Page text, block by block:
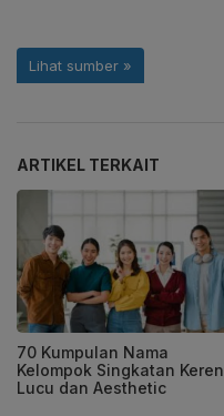
ARTIKEL TERKAIT
70 Kumpulan Nama
Kelompok Singkatan Keren,
Lucu dan Aesthetic